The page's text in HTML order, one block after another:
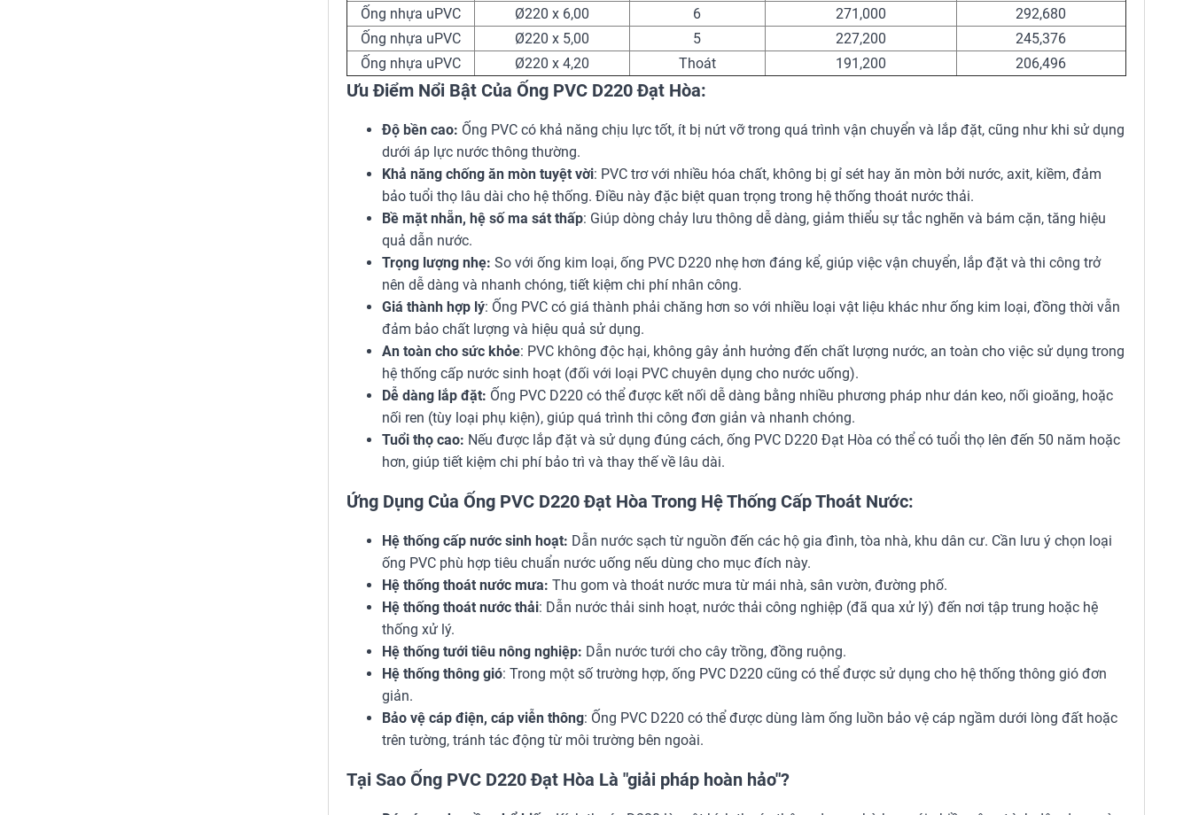
Ống nhựa uPVC
Ø220 x 6,00 6 271,000
292,680
Ống nhựa uPVC
Ø220 x 5,00 5 227,200
245,376
Ống nhựa uPVC
Ø220 x 4,20 Thoát 191,200 206,496
Ưu Điểm Nổi Bật Của Ống PVC D220 Đạt Hòa:
Độ bền cao: Ống PVC có khả năng chịu lực tốt, ít bị nứt vỡ trong quá trình vận chuyển và lắp đặt, cũng như khi sử dụng
dưới áp lực nước thông thường.
Khả năng chống ăn mòn tuyệt vời: PVC trơ với nhiều hóa chất, không bị gỉ sét hay ăn mòn bởi nước, axit, kiềm, đảm
bảo tuổi thọ lâu dài cho hệ thống. Điều này đặc biệt quan trọng trong hệ thống thoát nước thải.
Bề mặt nhẵn, hệ số ma sát thấp: Giúp dòng chảy lưu thông dễ dàng, giảm thiểu sự tắc nghẽn và bám cặn, tăng hiệu
quả dẫn nước.
Trọng lượng nhẹ: So với ống kim loại, ống PVC D220 nhẹ hơn đáng kể, giúp việc vận chuyển, lắp đặt và thi công trở
nên dễ dàng và nhanh chóng, tiết kiệm chi phí nhân công.
Giá thành hợp lý: Ống PVC có giá thành phải chăng hơn so với nhiều loại vật liệu khác như ống kim loại, đồng thời vẫn
đảm bảo chất lượng và hiệu quả sử dụng.
An toàn cho sức khỏe: PVC không độc hại, không gây ảnh hưởng đến chất lượng nước, an toàn cho việc sử dụng trong
hệ thống cấp nước sinh hoạt (đối với loại PVC chuyên dụng cho nước uống).
Dễ dàng lắp đặt: Ống PVC D220 có thể được kết nối dễ dàng bằng nhiều phương pháp như dán keo, nối gioăng, hoặc
nối ren (tùy loại phụ kiện), giúp quá trình thi công đơn giản và nhanh chóng.
Tuổi thọ cao: Nếu được lắp đặt và sử dụng đúng cách, ống PVC D220 Đạt Hòa có thể có tuổi thọ lên đến 50 năm hoặc
hơn, giúp tiết kiệm chi phí bảo trì và thay thế về lâu dài.
Ứng Dụng Của Ống PVC D220 Đạt Hòa Trong Hệ Thống Cấp Thoát Nước:
Hệ thống cấp nước sinh hoạt: Dẫn nước sạch từ nguồn đến các hộ gia đình, tòa nhà, khu dân cư. Cần lưu ý chọn loại
ống PVC phù hợp tiêu chuẩn nước uống nếu dùng cho mục đích này.
Hệ thống thoát nước mưa: Thu gom và thoát nước mưa từ mái nhà, sân vườn, đường phố.
Hệ thống thoát nước thải: Dẫn nước thải sinh hoạt, nước thải công nghiệp (đã qua xử lý) đến nơi tập trung hoặc hệ
thống xử lý.
Hệ thống tưới tiêu nông nghiệp: Dẫn nước tưới cho cây trồng, đồng ruộng.
Hệ thống thông gió: Trong một số trường hợp, ống PVC D220 cũng có thể được sử dụng cho hệ thống thông gió đơn
giản.
Bảo vệ cáp điện, cáp viễn thông: Ống PVC D220 có thể được dùng làm ống luồn bảo vệ cáp ngầm dưới lòng đất hoặc
trên tường, tránh tác động từ môi trường bên ngoài.
Tại Sao Ống PVC D220 Đạt Hòa Là "giải pháp hoàn hảo"?